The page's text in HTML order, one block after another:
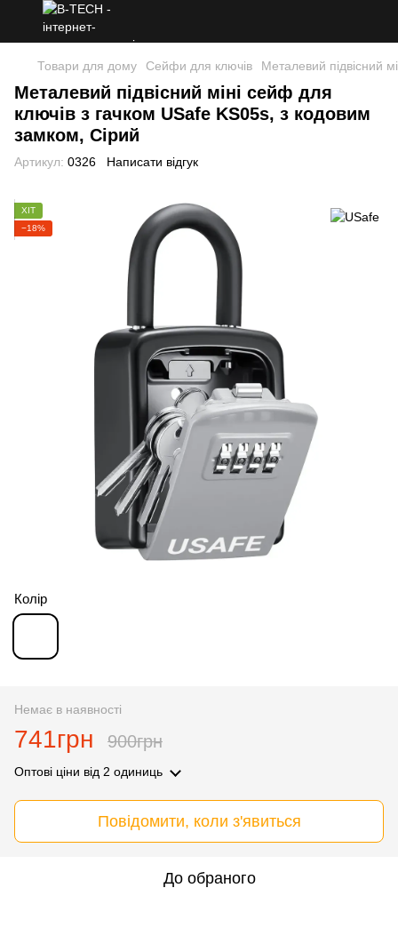
Товари для дому Сейфи для ключів Металевий підвісний
Металевий підвісний міні сейф для
ключів з гачком USafe KS05s, з кодовим
замком, Сірий
Артикул: 0326 Написати відгук
ХІТ
−18%
Колір
Немає в наявності
741грн 900грн
Оптові ціни від 2 одиниць
Повідомити, коли з'явиться
До обраного